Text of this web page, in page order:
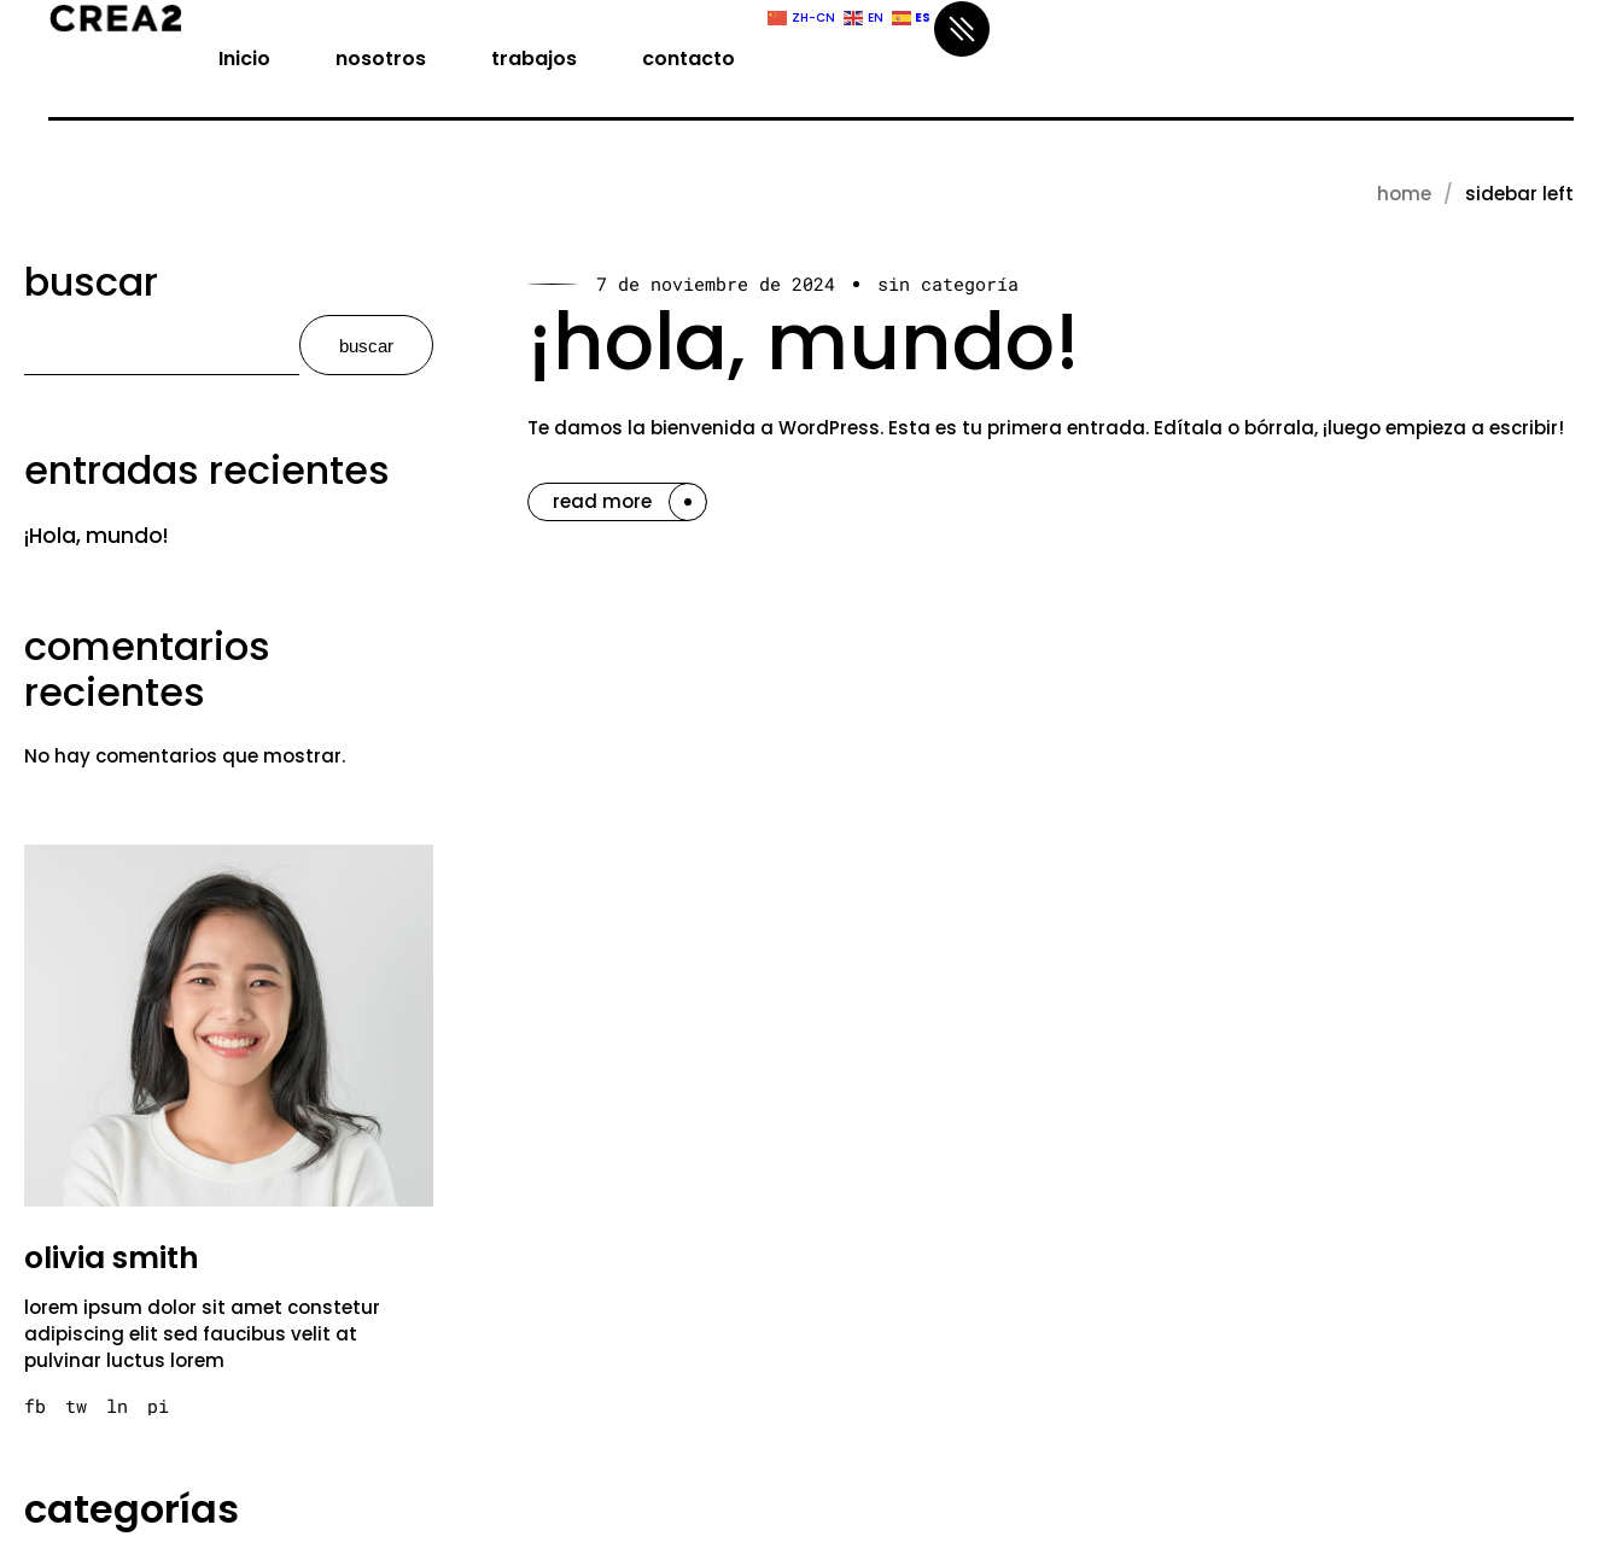
Inicio nosotros trabajos contacto
ZH-CN EN ES
home sidebar left
7 de noviembre de 2024 sin categoría
¡hola, mundo!
Te damos la bienvenida a WordPress. Esta es tu primera entrada. Edítala o bórrala, ¡luego empieza a escribir!
read more
buscar
buscar
entradas recientes
¡Hola, mundo!
comentarios
recientes
No hay comentarios que mostrar.
olivia smith
lorem ipsum dolor sit amet constetur
adipiscing elit sed faucibus velit at
pulvinar luctus lorem
fb tw ln pi
categorías